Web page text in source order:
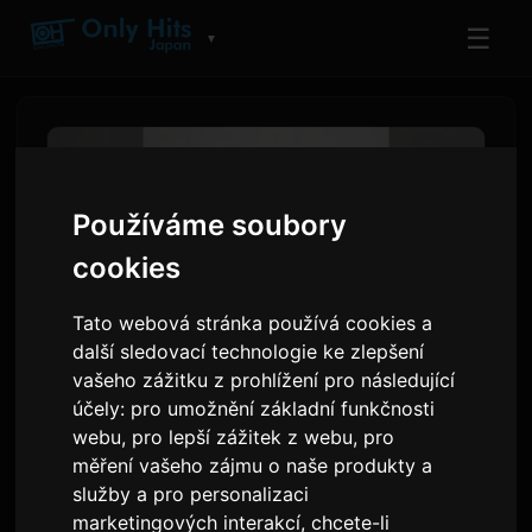
Používáme soubory
cookies
Tato webová stránka používá cookies a
další sledovací technologie ke zlepšení
vašeho zážitku z prohlížení pro následující
účely: pro umožnění základní funkčnosti
webu, pro lepší zážitek z webu, pro
měření vašeho zájmu o naše produkty a
služby a pro personalizaci
marketingových interakcí,chcete-li
▼ ☰
PES ze skupiny RIP SLYME
vydává nové EP 'PES Part III'
OdSam
7 července 2026